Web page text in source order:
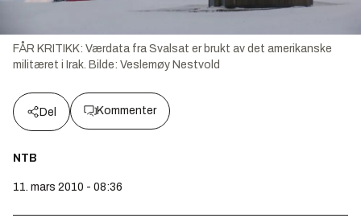
FÅR KRITIKK: Værdata fra Svalsat er brukt av det amerikanske
militæret i Irak. Bilde: Veslemøy Nestvold
Del Kommenter
NTB
11. mars 2010 - 08:36